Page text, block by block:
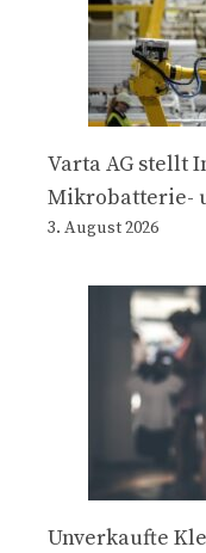
Varta AG stellt
Mikrobatterie-
3. August 2026
Unverkaufte